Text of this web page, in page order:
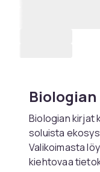
Biologian kirjat
soluista
Valikoimasta
kiehtovaa